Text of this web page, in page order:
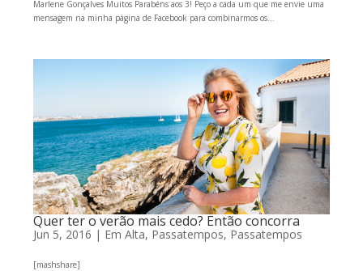
Marlene Gonçalves Muitos Parabéns aos 3! Peço a cada um que me envie uma
mensagem na minha página de Facebook para combinarmos os...
Quer ter o verão mais cedo? Então concorra
Jun 5, 2016 | Em Alta, Passatempos, Passatempos
[mashshare]